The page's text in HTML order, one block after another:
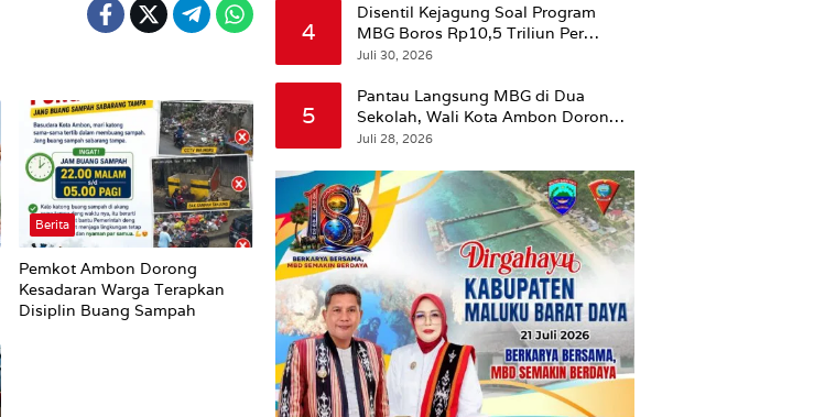
Berita
Pemkot Ambon Dorong
Kesadaran Warga Terapkan
Disiplin Buang Sampah
4
Disentil Kejagung Soal Program
MBG Boros Rp10,5 Triliun Per
Tahun, Kepala BGN Sudaryono Beri
Juli 30, 2026
5
Pantau Langsung MBG di Dua
Sekolah, Wali Kota Ambon Dorong
Pemerataan Hingga Wilayah
Juli 28, 2026